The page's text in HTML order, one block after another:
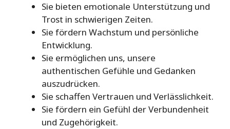
Sie bieten emotionale Unterstützung und
Trost in schwierigen Zeiten.
Sie fördern Wachstum und persönliche
Entwicklung.
Sie ermöglichen uns, unsere
authentischen Gefühle und Gedanken
auszudrücken.
Sie schaffen Vertrauen und Verlässlichkeit.
Sie fördern ein Gefühl der Verbundenheit
und Zugehörigkeit.